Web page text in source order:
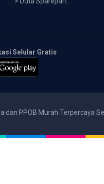
Selular Gratis
dan PPOB Murah Terpercaya